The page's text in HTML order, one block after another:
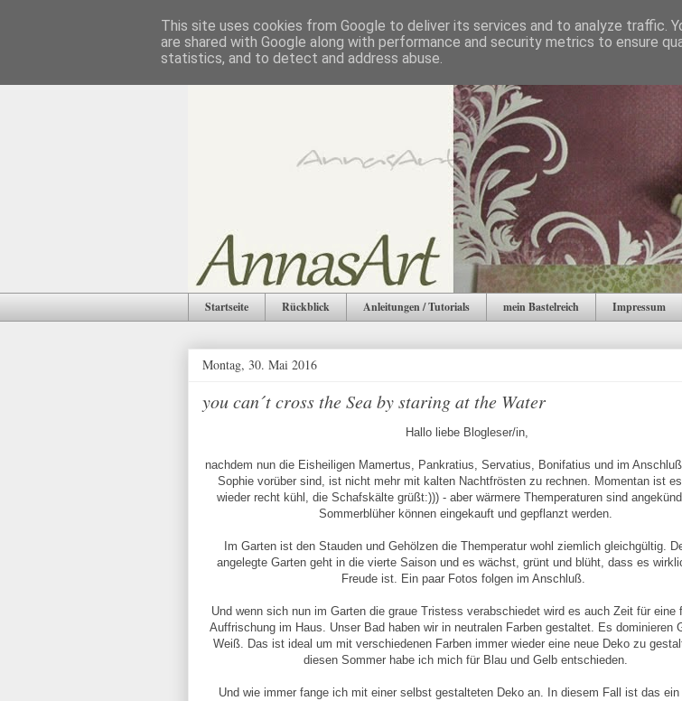
Startseite Rückblick Anleitungen / Tutorials mein Bastelreich Impressum
Montag, 30. Mai 2016
you can´t cross the Sea by staring at the Water
Hallo liebe Blogleser/in,
nachdem nun die Eisheiligen Mamertus, Pankratius, Servatius, Bonifatius und im
Sophie vorüber sind, ist nicht mehr mit kalten Nachtfrösten zu rechnen. Momentan ist
wieder recht kühl, die Schafskälte grüßt:))) - aber wärmere Themperaturen sind
Sommerblüher können eingekauft und gepflanzt werden.
Im Garten ist den Stauden und Gehölzen die Themperatur wohl ziemlich gleichgültig.
angelegte Garten geht in die vierte Saison und es wächst, grünt und blüht, dass es
Freude ist. Ein paar Fotos folgen im Anschluß.
Und wenn sich nun im Garten die graue Tristess verabschiedet wird es auch Zeit für eine
Auffrischung im Haus. Unser Bad haben wir in neutralen Farben gestaltet. Es dominieren
Weiß. Das ist ideal um mit verschiedenen Farben immer wieder eine neue Deko zu
diesen Sommer habe ich mich für Blau und Gelb entschieden.
Und wie immer fange ich mit einer selbst gestalteten Deko an. In diesem Fall ist das
This site uses cookies from Google to deliver its services and to analyze traffic.
are shared with Google along with performance and security metrics to ensure
statistics, and to detect and address abuse.